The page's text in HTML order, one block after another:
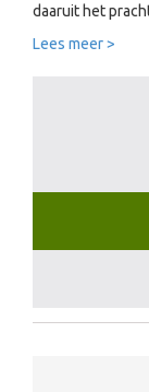
daaruit het
Lees meer >